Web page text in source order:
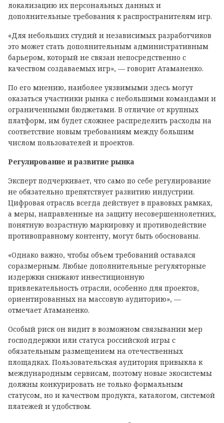
локализацию их персональных данных и
дополнительные требования к распространителям игр.
«Для небольших студий и независимых разработчиков
это может стать дополнительным административным
барьером, который не связан непосредственно с
качеством создаваемых игр», — говорит Атаманенко.
По его мнению, наиболее уязвимыми здесь могут
оказаться участники рынка с небольшими командами и
ограниченными бюджетами. В отличие от крупных
платформ, им будет сложнее распределить расходы на
соответствие новым требованиям между большим
числом пользователей и проектов.
Регулирование и развитие рынка
Эксперт подчеркивает, что само по себе регулирование
не обязательно препятствует развитию индустрии.
Цифровая отрасль всегда действует в правовых рамках,
а меры, направленные на защиту несовершеннолетних,
понятную возрастную маркировку и противодействие
противоправному контенту, могут быть обоснованы.
«Однако важно, чтобы объем требований оставался
соразмерным. Любые дополнительные регуляторные
издержки снижают инвестиционную
привлекательность отрасли, особенно для проектов,
ориентированных на массовую аудиторию», —
отмечает Атаманенко.
Особый риск он видит в возможном связывании мер
господдержки или статуса российской игры с
обязательным размещением на отечественных
площадках. Пользовательская аудитория привыкла к
международным сервисам, поэтому новые экосистемы
должны конкурировать не только формальным
статусом, но и качеством продукта, каталогом, системой
платежей и удобством.